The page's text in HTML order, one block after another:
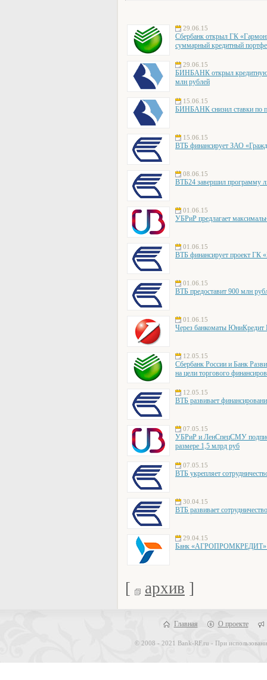
29.06.15
Сбербанк открыл ГК
суммарный кредитный
29.06.15
БИНБАНК открыл кредитную
млн рублей
15.06.15
БИНБАНК снизил ставки по
15.06.15
ВТБ финансирует ЗАО
08.06.15
ВТБ24 завершил программу
01.06.15
УБРиР предлагает
01.06.15
ВТБ финансирует проект ГК
01.06.15
ВТБ предоставит 900 млн
01.06.15
Через банкоматы ЮниКредит
12.05.15
Сбербанк России и Банк
на цели торгового
12.05.15
ВТБ развивает
07.05.15
УБРиР и ЛенСпецСМУ
размере 1,5 млрд руб
07.05.15
ВТБ укрепляет
30.04.15
ВТБ развивает
29.04.15
Банк «АГРОПРОМКРЕДИТ»
[ архив ]
Главная О проекте
© 2008 - 2021 Bank-RF.ru - При